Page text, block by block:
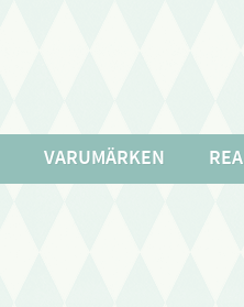
VARUMÄRKEN REA